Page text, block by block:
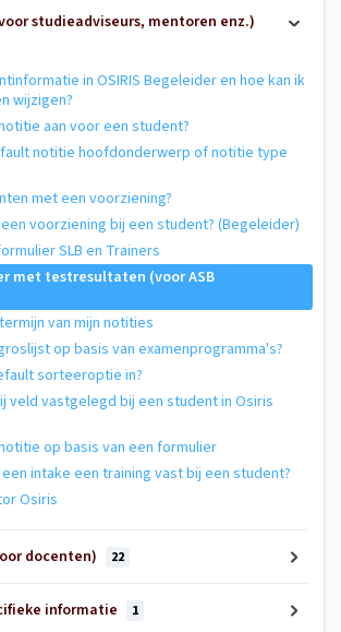
studieadviseurs, mentoren enz.)
in OSIRIS Begeleider en hoe kan ik
wijzigen?
aan voor een student?
notitie hoofdonderwerp of notitie type
met een voorziening?
voorziening bij een student? (Begeleider)
SLB en Trainers
met testresultaten (voor ASB
van mijn notities
op basis van examenprogramma's?
sorteeroptie in?
veld vastgelegd bij een student in Osiris
op basis van een formulier
intake een training vast bij een student?
Osiris
docenten) 22
informatie 1